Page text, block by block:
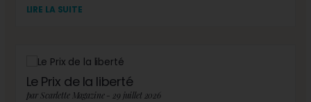
LIRE LA SUITE
Le Prix de la liberté
par Scarlette Magazine - 29 juillet 2026